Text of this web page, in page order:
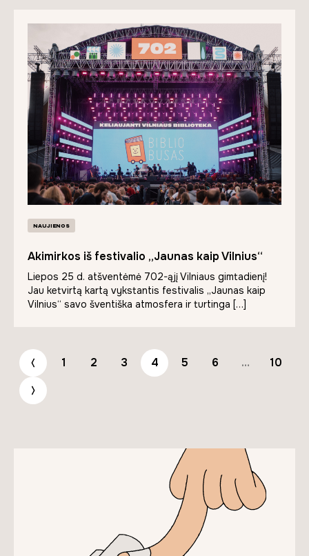
NAUJIENOS
Akimirkos iš festivalio „Jaunas kaip Vilnius“
Liepos 25 d. atšventėmė 702-ąjį Vilniaus gimtadienį!
Jau ketvirtą kartą vykstantis festivalis „Jaunas kaip
Vilnius“ savo šventiška atmosfera ir turtinga […]
1 2 3 4 5 6 … 10